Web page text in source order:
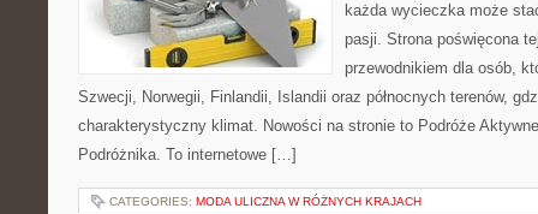
każda wycieczka może
pasji. Strona poświęcona
przewodnikiem dla osób,
Szwecji, Norwegii, Finlandii, Islandii oraz północnych terenów,
charakterystyczny klimat. Nowości na stronie to Podróże
Podróżnika. To internetowe […]
CATEGORIES: MODA ULICZNA W RÓŻNYCH KRAJACH